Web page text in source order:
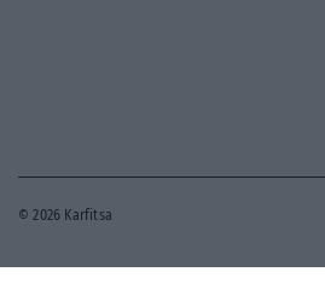
© 2026 Karfitsa